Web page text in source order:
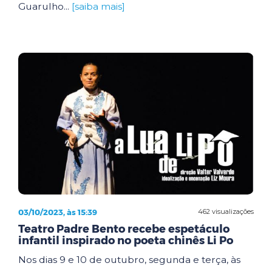
Guarulho... [saiba mais]
462 visualizações
03/10/2023, às 15:39
Teatro Padre Bento recebe espetáculo
infantil inspirado no poeta chinês Li Po
Nos dias 9 e 10 de outubro, segunda e terça, às